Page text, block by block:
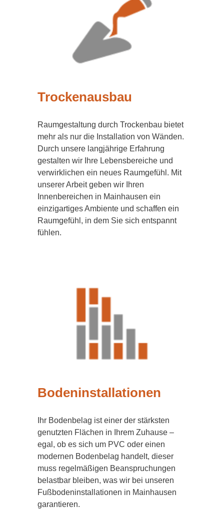
Trockenausbau
Raumgestaltung durch Trockenbau bietet
mehr als nur die Installation von Wänden.
Durch unsere langjährige Erfahrung
gestalten wir Ihre Lebensbereiche und
verwirklichen ein neues Raumgefühl. Mit
unserer Arbeit geben wir Ihren
Innenbereichen in Mainhausen ein
einzigartiges Ambiente und schaffen ein
Raumgefühl, in dem Sie sich entspannt
fühlen.
Bodeninstallationen
Ihr Bodenbelag ist einer der stärksten
genutzten Flächen in Ihrem Zuhause –
egal, ob es sich um PVC oder einen
modernen Bodenbelag handelt, dieser
muss regelmäßigen Beanspruchungen
belastbar bleiben, was wir bei unseren
Fußbodeninstallationen in Mainhausen
garantieren.